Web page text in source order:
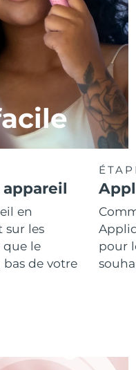
en
sur les
que le
de votre
pour